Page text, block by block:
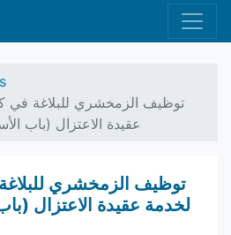
توظيف الزمخشري للبلاغة في
عقيدة الاعتزال (باب
توظيف الزمخشري
لخدمة عقيدة الاعتزال